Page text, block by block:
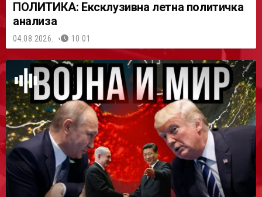
ПОЛИТИКА: Ексклузивна летна политичка
анализа
04.08.2026. 10:01